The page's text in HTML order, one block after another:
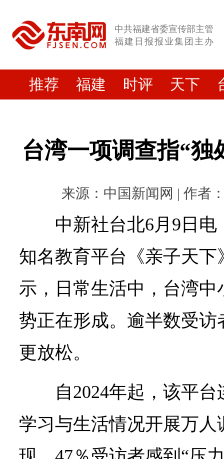
中共福建省委宣传部主管
福建日报报业集团主办
推荐 福建 时评 天下
台湾一项调查指“独
来源：中国新闻网 | 作者
中新社台北6月9日
知名教育平台《亲子天下
示，日常生活中，台湾
势正在形成。逾半数受
更放松。
自2024年起，该平
学习与生活情况开展万